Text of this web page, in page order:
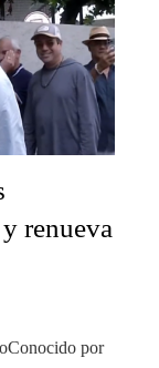
renueva
por